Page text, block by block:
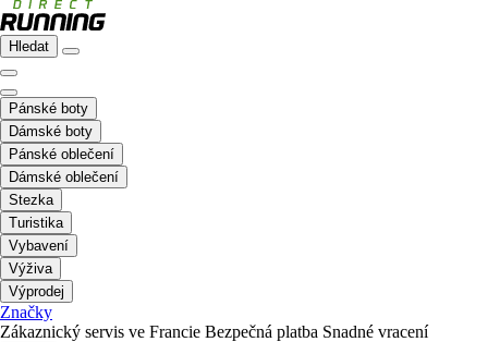
Hledat
Pánské boty
Dámské boty
Pánské oblečení
Dámské oblečení
Stezka
Turistika
Vybavení
Výživa
Výprodej
Značky
Zákaznický servis ve Francie Bezpečná platba Snadné vracení